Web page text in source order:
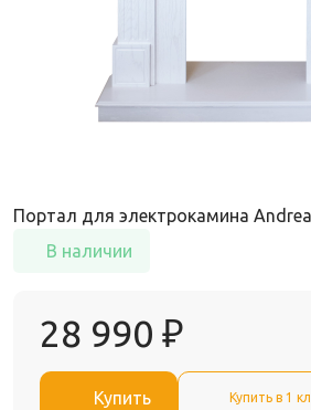
Портал для электрокамина
В наличии
28 990 ₽
Купить Купить в 1